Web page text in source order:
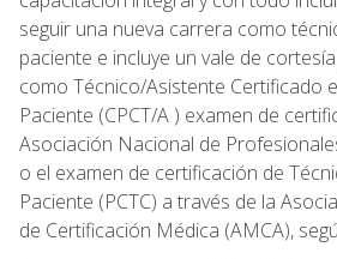
seguir una nueva carrera como
paciente e incluye un vale de
como Técnico/Asistente Certificado
Paciente (CPCT/A ) examen de
Asociación Nacional de
o el examen de certificación de
Paciente (PCTC) a través de la
de Certificación Médica (AMCA),